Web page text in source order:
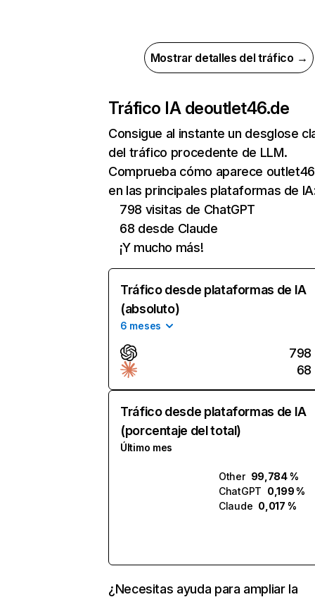
Mostrar detalles del tráfico →
Tráfico IA deoutlet46.de
Consigue al instante un desglose
del tráfico procedente de LLM.
Comprueba cómo aparece
en las principales plataformas de
798 visitas de ChatGPT
68 desde Claude
¡Y mucho más!
Tráfico desde plataformas de IA
(absoluto)
6 meses
798
68
Tráfico desde plataformas de IA
(porcentaje del total)
Último mes
Other 99,784 %
ChatGPT 0,199 %
Claude 0,017 %
¿Necesitas ayuda para ampliar la